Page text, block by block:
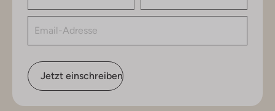
Jetzt einschreiben